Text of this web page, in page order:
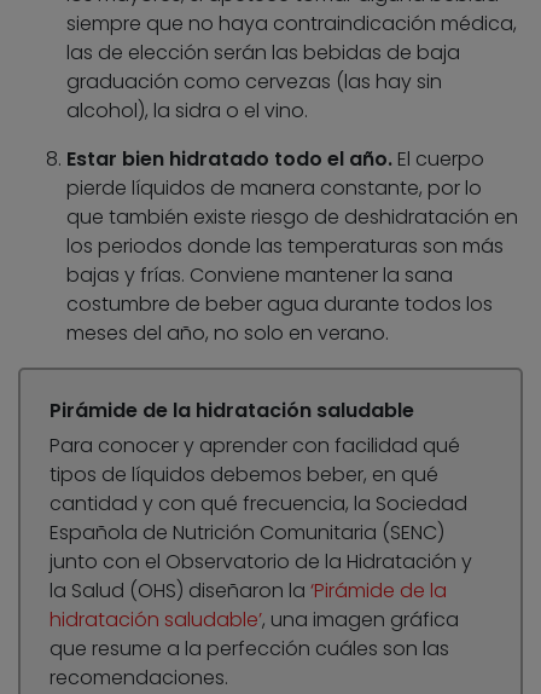
siempre que no haya contraindicación médica,
las de elección serán las bebidas de baja
graduación como cervezas (las hay sin
alcohol), la sidra o el vino.
Estar bien hidratado todo el año. El cuerpo
pierde líquidos de manera constante, por lo
que también existe riesgo de deshidratación en
los periodos donde las temperaturas son más
bajas y frías. Conviene mantener la sana
costumbre de beber agua durante todos los
meses del año, no solo en verano.
Pirámide de la hidratación saludable
Para conocer y aprender con facilidad qué
tipos de líquidos debemos beber, en qué
cantidad y con qué frecuencia, la Sociedad
Española de Nutrición Comunitaria (SENC)
junto con el Observatorio de la Hidratación y
la Salud (OHS) diseñaron la ‘Pirámide de la
hidratación saludable’, una imagen gráfica
que resume a la perfección cuáles son las
recomendaciones.